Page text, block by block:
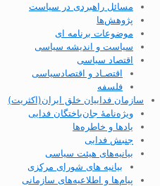
مسائل راهبردی در سیاست
پژوهش‌ها
موضوعات برنامه ای
سیاست و اندیشه سیاسی
اقتصاد سیاسی
اقتصـاد و اقتصاد‌سیاسی
فلسفه
سازمان فداییان خلق ایران(اکثریت)
ویژه‌نامهٔ جان‌باختگان فدایی
یادها و خاطره‌ها
جنبش فدایی
بیانیه‌های هیئت سیاسی
بیانیه های شورای مرکزی
پیام‌ها و اطلاعیه‌های سازمانی